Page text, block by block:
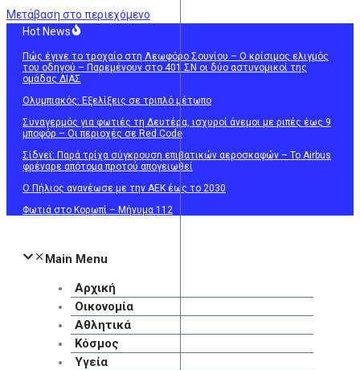
Μετάβαση στο περιεχόμενο
Hot News
Πώς έγινε το τροχαίο στη Λεωφόρο Σουνίου – Ο κρίσιμος ελιγμός
του οδηγού – Παρεμένουν στο 401 ΣΝ οι δύο αστυνομικοί της
ομάδας ΔΙΑΣ
Ολυμπιακός: Εξελίξεις σε τριπλό μέτωπο
Συναγερμός για φωτιές τη Δευτέρα, ισχυροί άνεμοι με ριπές έως 9
μποφόρ – Οι περιοχές σε Red Code
Σίδνεϊ: Παρά τρίχα σύγκρουση επιβατικών αεροσκαφών – Το Airbus
φρέναρε απότομα προτού απογειωθεί
O Πήλιος ανανέωσε με την ΑΕΚ έως το 2030
Φωτιά στο Κορωπί – Μήνυμα 112
Main Menu
Αρχική
Οικονομία
Αθλητικά
Κόσμος
Υγεία